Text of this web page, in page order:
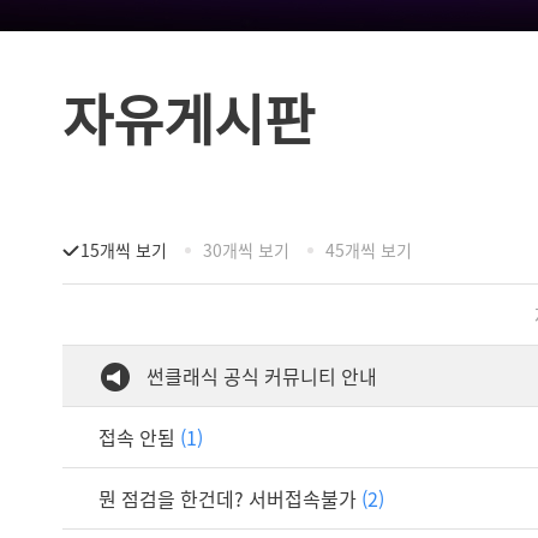
자유게시판
15개씩 보기 30개씩 보기 45개씩 보기
썬클래식 공식 커뮤니티 안내
접속 안됨 (1)
뭔 점검을 한건데? 서버접속불가 (2)